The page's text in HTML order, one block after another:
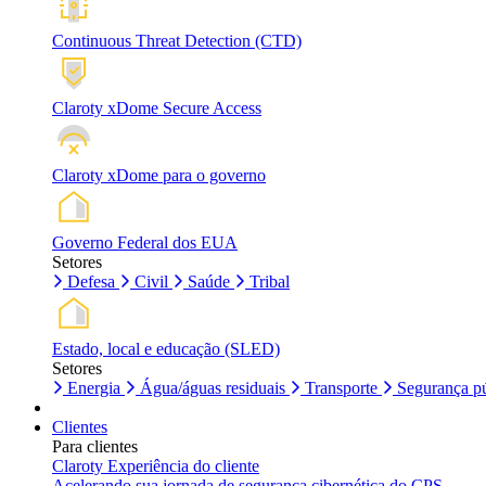
Continuous Threat Detection (CTD)
Claroty xDome Secure Access
Claroty xDome para o governo
Governo Federal dos EUA
Setores
Defesa
Civil Saúde Tribal
Estado, local e educação (SLED)
Setores
Energia
Água/águas residuais Transporte Segurança
Clientes
Para clientes
Claroty Experiência do cliente